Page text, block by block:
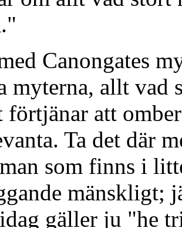
Canongates
myterna, allt vad
att
Ta det där
som finns i
mänskligt;
gäller ju "he